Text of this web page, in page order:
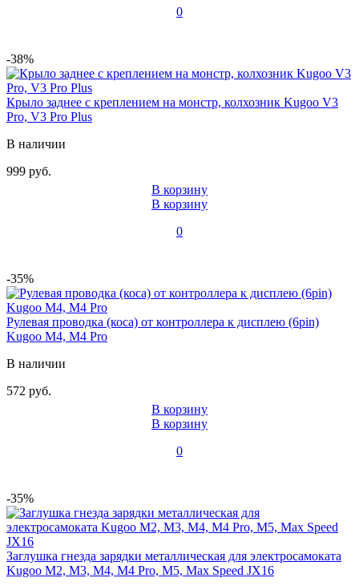
0
-38%
Крыло заднее c креплением на монстр, колхозник Kugoo V3
Pro, V3 Pro Plus
В наличии
999 руб.
В корзину
В корзину
0
-35%
Рулевая проводка (коса) от контроллера к дисплею (6pin)
Kugoo M4, M4 Pro
В наличии
572 руб.
В корзину
В корзину
0
-35%
Заглушка гнезда зарядки металлическая для электросамоката
Kugoo M2, M3, M4, M4 Pro, M5, Max Speed JX16